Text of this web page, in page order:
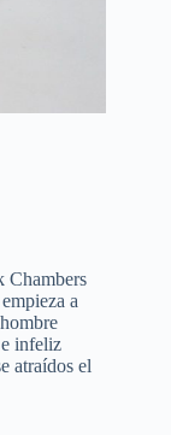
Chambers
a
infeliz
atraídos el